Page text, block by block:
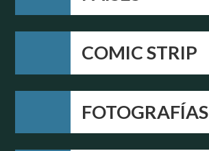
COMIC STRIP
FOTOGRAFÍAS